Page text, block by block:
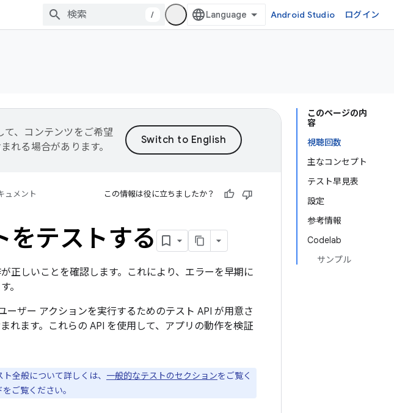
/ Android Studio ログイン
このページの内
容
視聴回数
主なコンセプト
テスト早見表
設定
参考情報
Codelab
サンプル
、コンテンツをご希望
れる場合があります。
ュメント この情報は役に立ちましたか？
テストする
正しいことを確認します。これにより、エラーを早期に
。
ザー アクションを実行するためのテスト API が用意さ
れます。これらの API を使用して、アプリの動作を検証
全般について詳しくは、 一般的なテストのセクションをご覧く
ご覧ください。